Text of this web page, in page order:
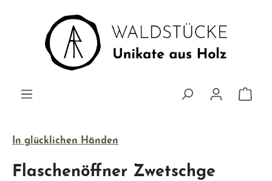
Zum Hauptinhalt springen
In glücklichen Händen
Flaschenöffner Zwetschge